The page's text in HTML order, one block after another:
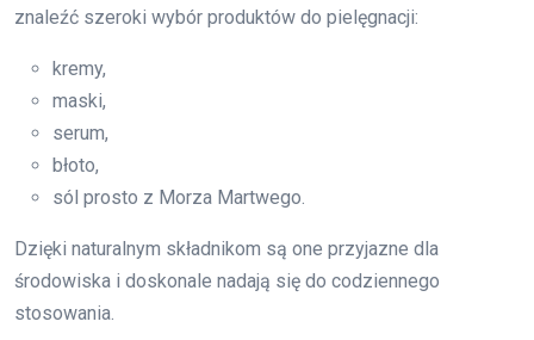
znaleźć szeroki wybór produktów do pielęgnacji:
kremy,
maski,
serum,
błoto,
sól prosto z Morza Martwego.
Dzięki naturalnym składnikom są one przyjazne dla
środowiska i doskonale nadają się do codziennego
stosowania.